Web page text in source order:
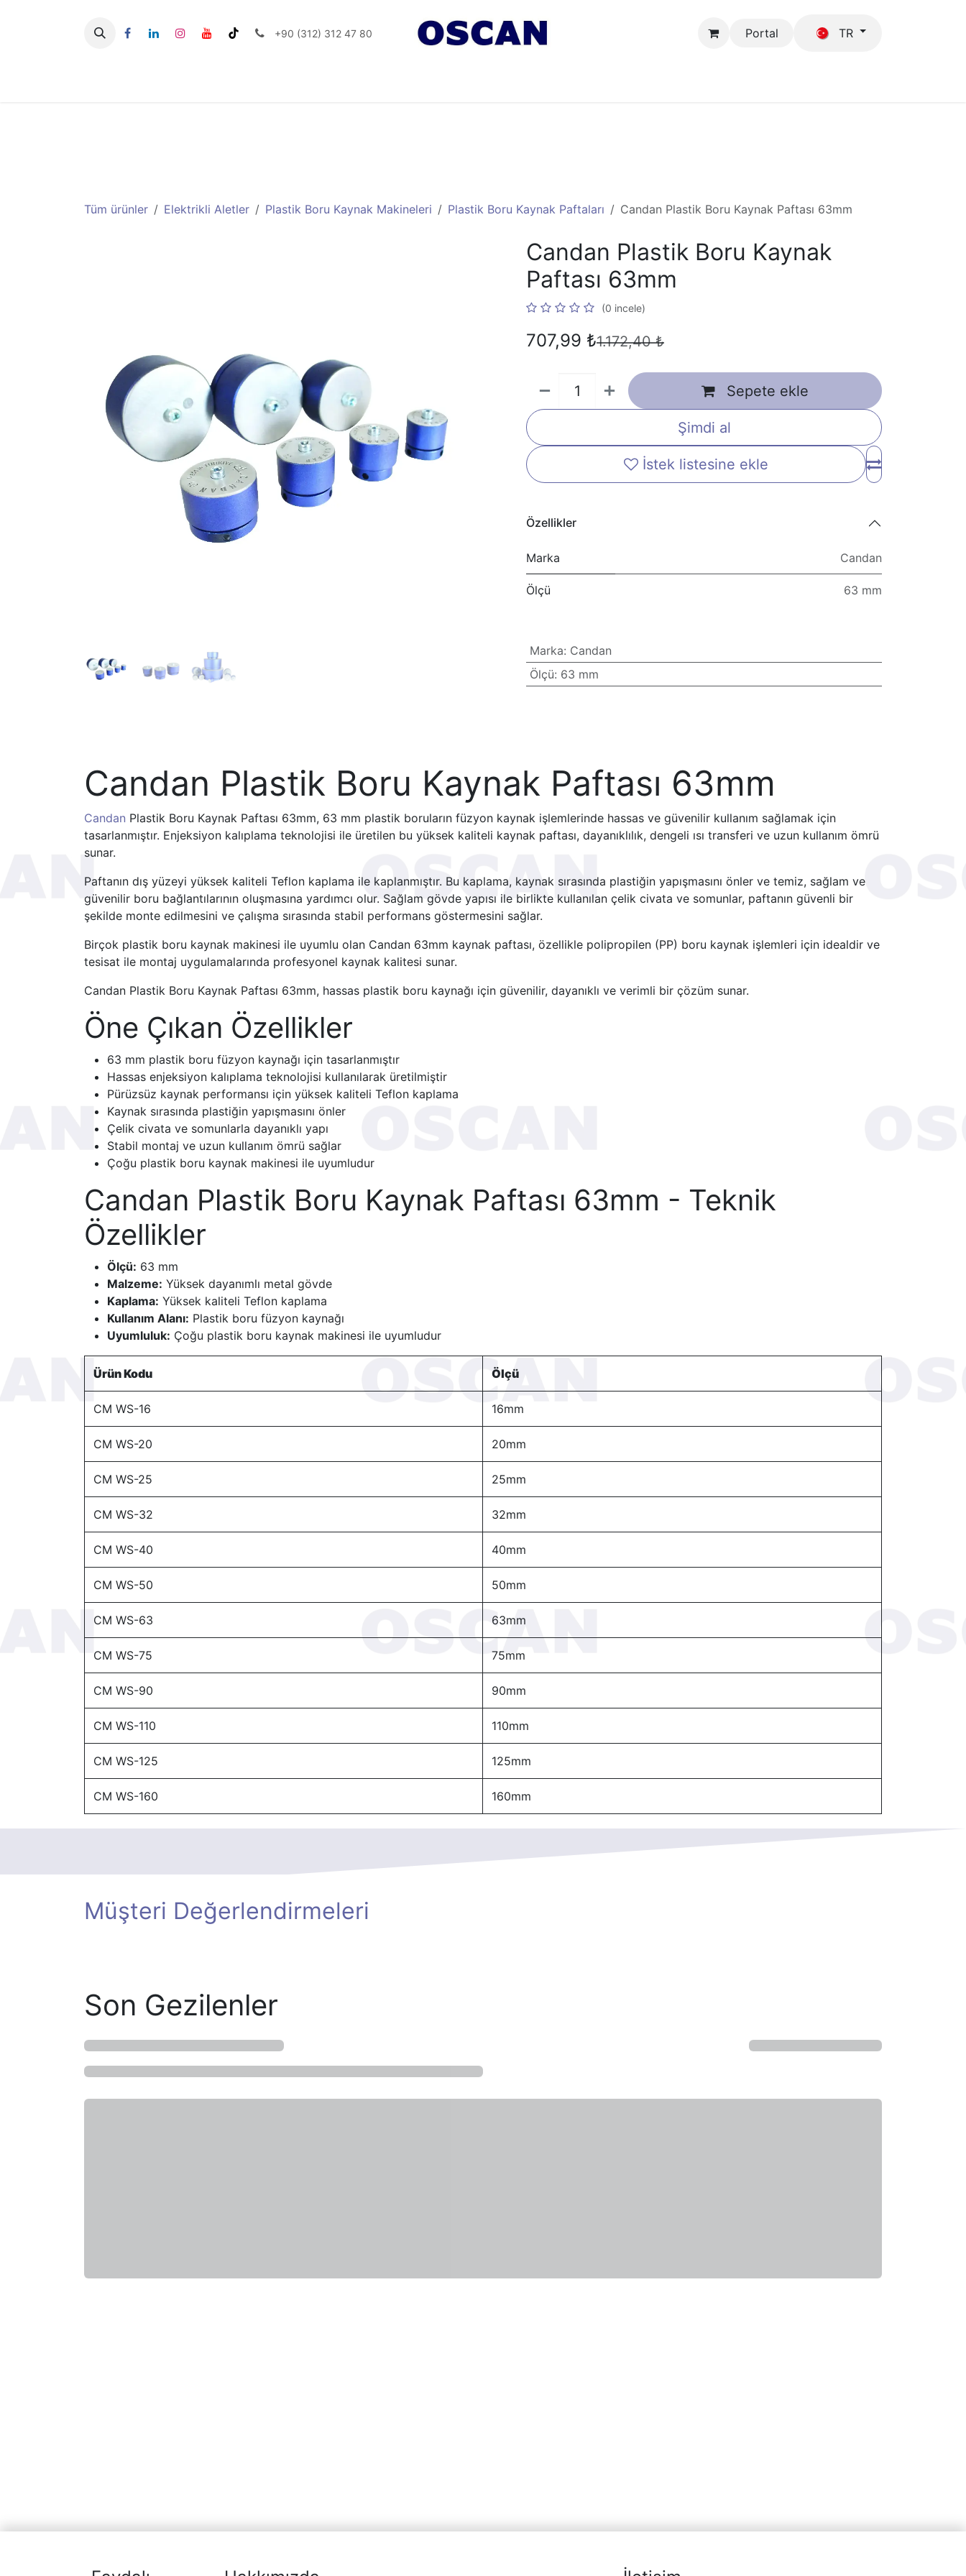
+90 (312) 312 47 80 Portal TR
Tüm ürünler Elektrikli Aletler Plastik Boru Kaynak Makineleri Plastik Boru Kaynak Paftaları Candan Plastik Boru Kaynak Paftası 63mm
Candan Plastik Boru Kaynak
Paftası 63mm
(0 incele)
707,99 ₺1.172,40₺
Sepete ekle
Şimdi al
İstek listesine ekle
Özellikler
Marka Candan
Ölçü 63 mm
Marka: Candan
Ölçü: 63 mm
Candan Plastik Boru Kaynak Paftası 63mm
Candan Plastik Boru Kaynak Paftası 63mm, 63 mm plastik boruların füzyon kaynak işlemlerinde hassas ve güvenilir kullanım sağlamak için
tasarlanmıştır. Enjeksiyon kalıplama teknolojisi ile üretilen bu yüksek kaliteli kaynak paftası, dayanıklılık, dengeli ısı transferi ve uzun kullanım ömrü
sunar.
Paftanın dış yüzeyi yüksek kaliteli Teflon kaplama ile kaplanmıştır. Bu kaplama, kaynak sırasında plastiğin yapışmasını önler ve temiz, sağlam ve
güvenilir boru bağlantılarının oluşmasına yardımcı olur. Sağlam gövde yapısı ile birlikte kullanılan çelik civata ve somunlar, paftanın güvenli bir
şekilde monte edilmesini ve çalışma sırasında stabil performans göstermesini sağlar.
Birçok plastik boru kaynak makinesi ile uyumlu olan Candan 63mm kaynak paftası, özellikle polipropilen (PP) boru kaynak işlemleri için idealdir ve
tesisat ile montaj uygulamalarında profesyonel kaynak kalitesi sunar.
Candan Plastik Boru Kaynak Paftası 63mm, hassas plastik boru kaynağı için güvenilir, dayanıklı ve verimli bir çözüm sunar.
Öne Çıkan Özellikler
63 mm plastik boru füzyon kaynağı için tasarlanmıştır
Hassas enjeksiyon kalıplama teknolojisi kullanılarak üretilmiştir
Pürüzsüz kaynak performansı için yüksek kaliteli Teflon kaplama
Kaynak sırasında plastiğin yapışmasını önler
Çelik civata ve somunlarla dayanıklı yapı
Stabil montaj ve uzun kullanım ömrü sağlar
Çoğu plastik boru kaynak makinesi ile uyumludur
Candan Plastik Boru Kaynak Paftası 63mm - Teknik
Özellikler
Ölçü: 63 mm
Malzeme: Yüksek dayanımlı metal gövde
Kaplama: Yüksek kaliteli Teflon kaplama
Kullanım Alanı: Plastik boru füzyon kaynağı
Uyumluluk: Çoğu plastik boru kaynak makinesi ile uyumludur
Ürün Kodu Ölçü
CM WS-16 16mm
CM WS-20 20mm
CM WS-25 25mm
CM WS-32 32mm
CM WS-40 40mm
CM WS-50 50mm
CM WS-63 63mm
CM WS-75 75mm
CM WS-90 90mm
CM WS-110 110mm
CM WS-125 125mm
CM WS-160 160mm
Müşteri Değerlendirmeleri
Son Gezilenler